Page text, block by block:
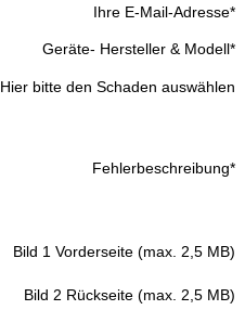
Ihre E-Mail-Adresse*
Geräte- Hersteller & Modell*
Hier bitte den Schaden auswählen
Fehlerbeschreibung*
Bild 1 Vorderseite (max. 2,5 MB)
Bild 2 Rückseite (max. 2,5 MB)